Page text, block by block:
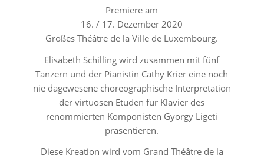
Premiere am
16. / 17. Dezember 2020
Großes Théâtre de la Ville de Luxembourg.
Elisabeth Schilling wird zusammen mit fünf
Tänzern und der Pianistin Cathy Krier eine noch
nie dagewesene choreographische Interpretation
der virtuosen Etüden für Klavier des
renommierten Komponisten György Ligeti
präsentieren.
Diese Kreation wird vom Grand Théâtre de la